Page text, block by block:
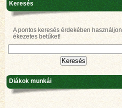
Keresés
A pontos keresés érdekében használjon
ékezetes betűket!
Diákok munkái